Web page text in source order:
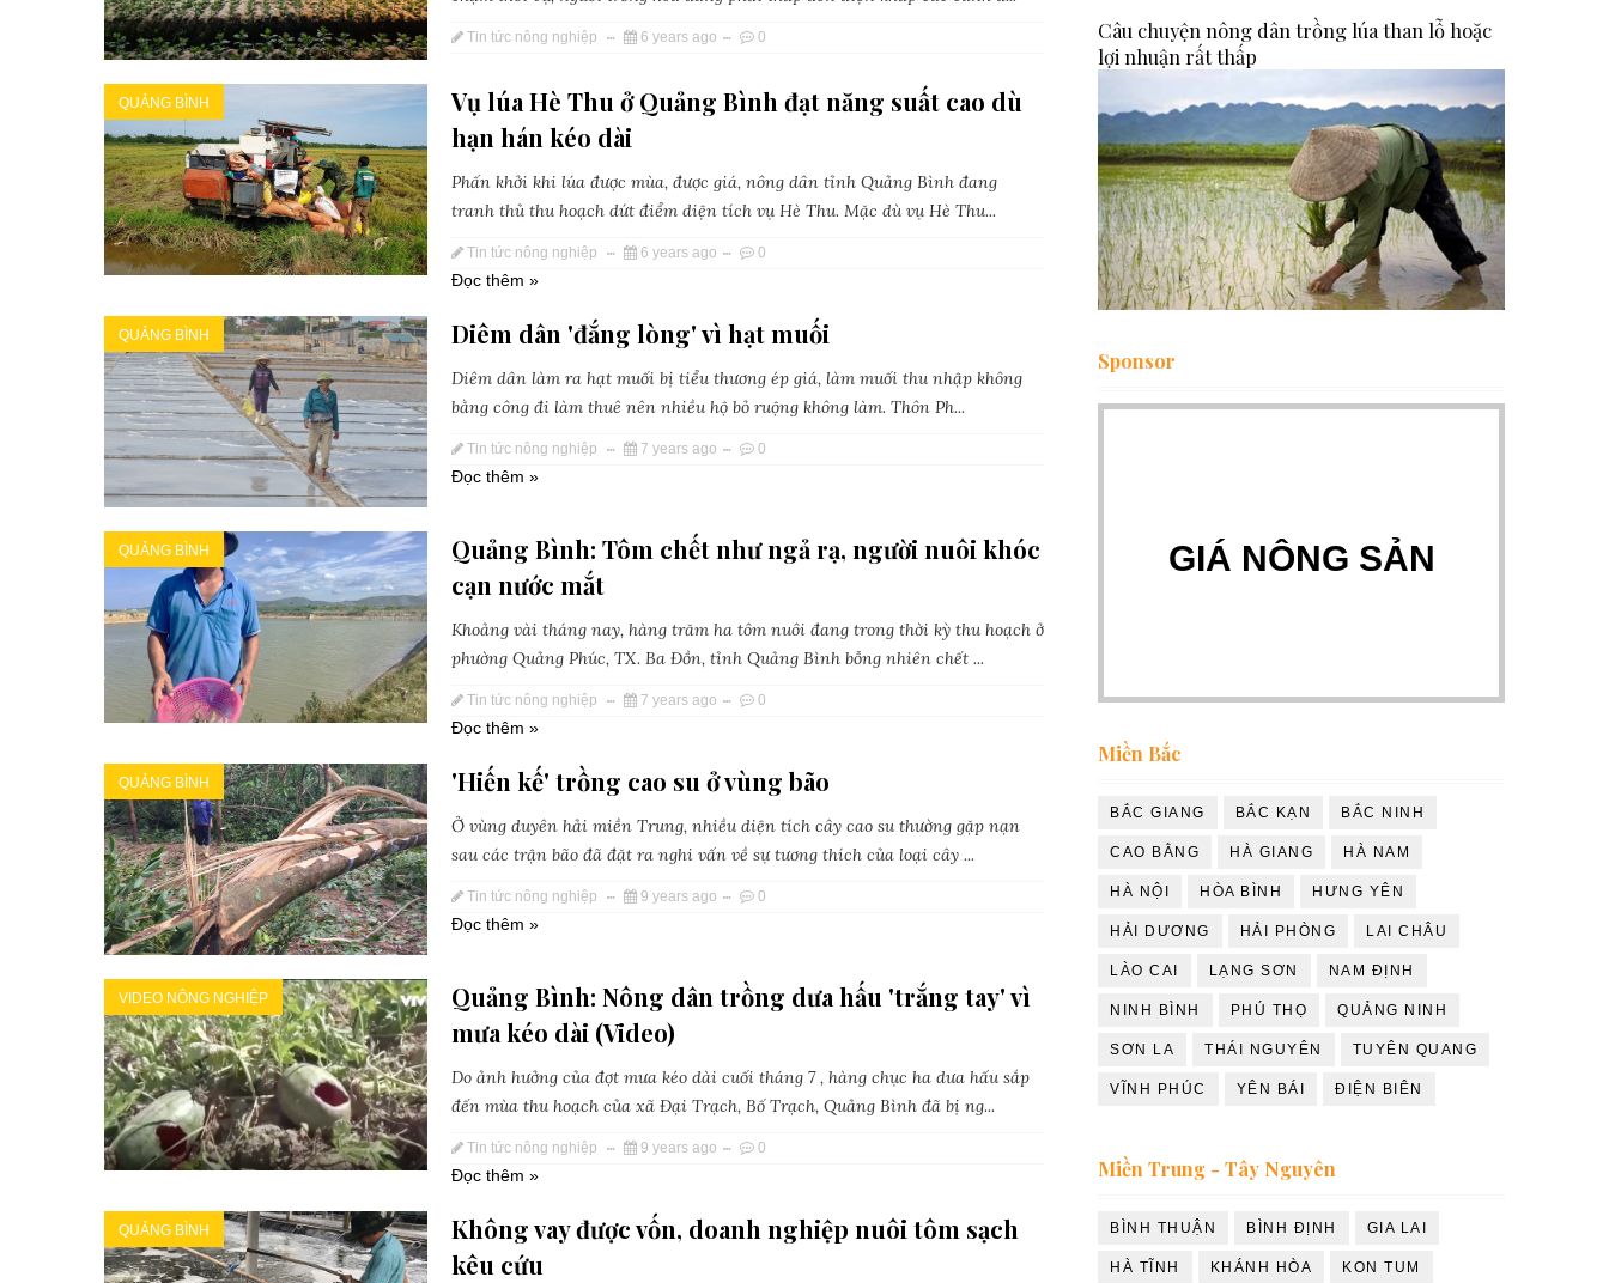
Tin tức nông nghiệp 6 years ago 0
QUẢNG BÌNH
Vụ lúa Hè Thu ở Quảng Bình đạt năng suất cao dù
hạn hán kéo dài
Phấn khởi khi lúa được mùa, được giá, nông dân tỉnh Quảng Bình đang
tranh thủ thu hoạch dứt điểm diện tích vụ Hè Thu. Mặc dù vụ Hè Thu...
Tin tức nông nghiệp 6 years ago 0
Đọc thêm »
QUẢNG BÌNH Diêm dân 'đắng lòng' vì hạt muối
Diêm dân làm ra hạt muối bị tiểu thương ép giá, làm muối thu nhập không
bằng công đi làm thuê nên nhiều hộ bỏ ruộng không làm. Thôn Ph...
Tin tức nông nghiệp 7 years ago 0
Đọc thêm »
QUẢNG BÌNH
Quảng Bình: Tôm chết như ngả rạ, người nuôi khóc
cạn nước mắt
Khoảng vài tháng nay, hàng trăm ha tôm nuôi đang trong thời kỳ thu hoạch ở
phường Quảng Phúc, TX. Ba Đồn, tỉnh Quảng Bình bỗng nhiên chết ...
Tin tức nông nghiệp 7 years ago 0
Đọc thêm »
QUẢNG BÌNH 'Hiến kế' trồng cao su ở vùng bão
Ở vùng duyên hải miền Trung, nhiều diện tích cây cao su thường gặp nạn
sau các trận bão đã đặt ra nghi vấn về sự tương thích của loại cây ...
Tin tức nông nghiệp 9 years ago 0
Đọc thêm »
VIDEO NÔNG NGHIỆP
Quảng Bình: Nông dân trồng dưa hấu 'trắng tay' vì
mưa kéo dài (Video)
Do ảnh hưởng của đợt mưa kéo dài cuối tháng 7 , hàng chục ha dưa hấu sắp
đến mùa thu hoạch của xã Đại Trạch, Bố Trạch, Quảng Bình đã bị ng...
Tin tức nông nghiệp 9 years ago 0
Đọc thêm »
QUẢNG BÌNH
Không vay được vốn, doanh nghiệp nuôi tôm sạch
kêu cứu
Câu chuyện nông dân trồng lúa than lỗ hoặc
lợi nhuận rất thấp
Sponsor
GIÁ NÔNG SẢN
Miền Bắc
BẮC GIANG BẮC KẠN BẮC NINH
CAO BẰNG HÀ GIANG HÀ NAM
HÀ NỘI HÒA BÌNH HƯNG YÊN
HẢI DƯƠNG HẢI PHÒNG LAI CHÂU
LÀO CAI LẠNG SƠN NAM ĐỊNH
NINH BÌNH PHÚ THỌ QUẢNG NINH
SƠN LA THÁI NGUYÊN TUYÊN QUANG
VĨNH PHÚC YÊN BÁI ĐIỆN BIÊN
Miền Trung - Tây Nguyên
BÌNH THUẬN BÌNH ĐỊNH GIA LAI
HÀ TĨNH KHÁNH HÒA KON TUM